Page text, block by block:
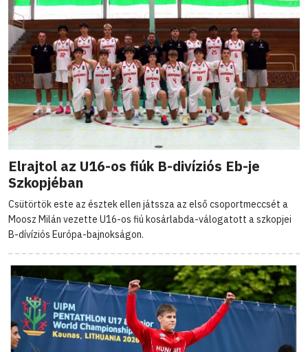
Elrajtol az U16-os fiúk B-divíziós Eb-je
Szkopjéban
Csütörtök este az észtek ellen játssza az első csoportmeccsét a
Moosz Milán vezette U16-os fiú kosárlabda-válogatott a szkopjei
B-dívíziós Európa-bajnokságon.